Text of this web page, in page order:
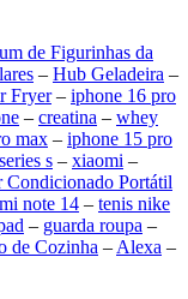
de Figurinhas da
– Hub Geladeira –
Fryer– iphone 16 pro
– creatina – whey
max – iphone 15 pro
s – xiaomi –
Condicionado Portátil
note 14 – tenis nike
– guarda roupa –
de Cozinha – Alexa –